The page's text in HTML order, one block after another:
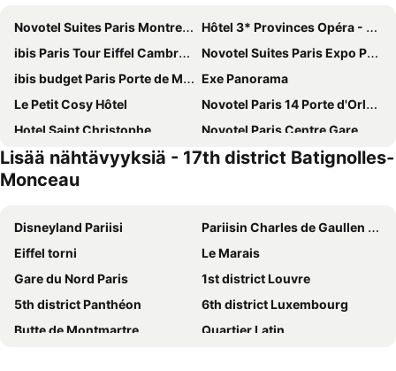
Novotel Suites Paris Montreuil Vincennes
Hôtel 3* Provinces Opéra - Vacances Bleues
ibis Paris Tour Eiffel Cambronne 15ème
Novotel Suites Paris Expo Porte de Versailles
ibis budget Paris Porte de Montmartre
Exe Panorama
Le Petit Cosy Hôtel
Novotel Paris 14 Porte d'Orléans
Hotel Saint Christophe
Novotel Paris Centre Gare Montparnasse
Hôtel De Paris Opera
Hotel Bridget
Avalon Hotel Paris Gare du Nord
Grand Hotel de Paris
Hotel Eiffel Petit Louvre
Hotel Beausejour
St Christopher's Inn Paris - Gare du Nord
ibis budget Paris Porte d'Orleans
Novotel Paris 17
Mercure Paris Montparnasse Pasteur
Grand Hotel des Gobelins
ibis Styles Paris Meteor Avenue d'Italie
MEININGER Hotel Paris Porte De Vincennes
Lisää nähtävyyksiä - 17th district Batignolles-
Monceau
Disneyland Pariisi
Pariisin Charles de Gaullen lentokenttä
Eiffel torni
Le Marais
Gare du Nord Paris
1st district Louvre
5th district Panthéon
6th district Luxembourg
Butte de Montmartre
Quartier Latin